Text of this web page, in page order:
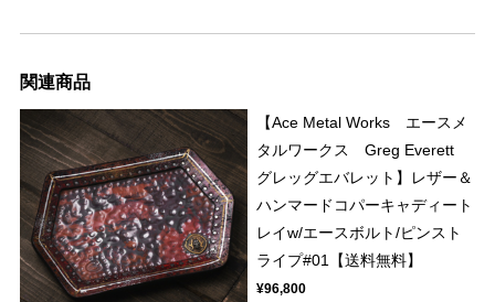
関連商品
【Ace Metal Works エースメ
タルワークス Greg Everett
グレッグエバレット】レザー＆
ハンマードコパーキャディート
レイw/エースボルト/ピンスト
ライプ#01【送料無料】
¥96,800